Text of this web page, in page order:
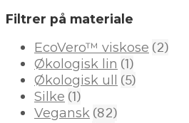
Filtrer på materiale
EcoVero™ viskose (2)
Økologisk lin (1)
Økologisk ull (5)
Silke (1)
Vegansk (82)